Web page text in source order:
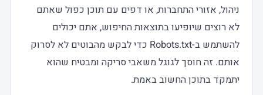
ניהול, אזורי התחברות, או דפים עם תוכן כפול שאתם
לא רוצים שיופיעו בתוצאות החיפוש, אתם יכולים
להשתמש ב-Robots.txt כדי לבקש מהבוטים לא לסרוק
אותם. זה חוסך לגוגל משאבי סריקה ומבטיח שהוא
יתמקד בתוכן החשוב באמת.